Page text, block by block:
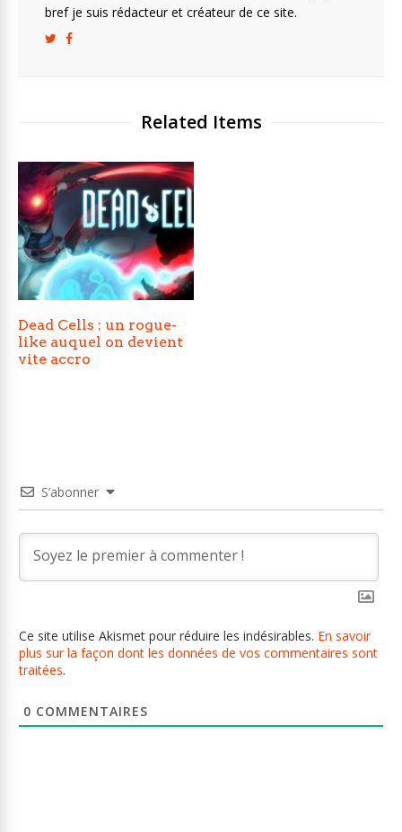
bref je suis rédacteur et créateur de ce site.
Related Items
Dead Cells : un rogue-
like auquel on devient
vite accro
S’abonner
Ce site utilise Akismet pour réduire les indésirables. En savoir
plus sur la façon dont les données de vos commentaires sont
traitées.
0 COMMENTAIRES